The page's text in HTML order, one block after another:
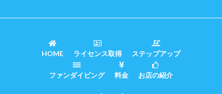
HOME ライセンス取得 ステップアップ
ファンダイビング 料金 お店の紹介